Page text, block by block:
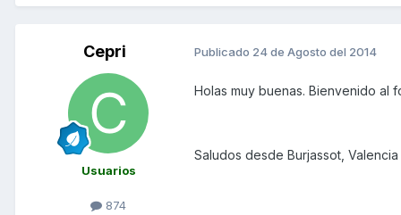
Cepri
Usuarios
874
Publicado 24 de Agosto del 2014
Holas muy buenas. Bienvenido al
Saludos desde Burjassot, Valencia